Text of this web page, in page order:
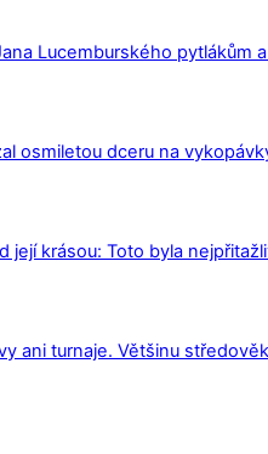
Lucemburského pytlákům
osmiletou dceru na
její krásou: Toto byla
ani turnaje. Většinu